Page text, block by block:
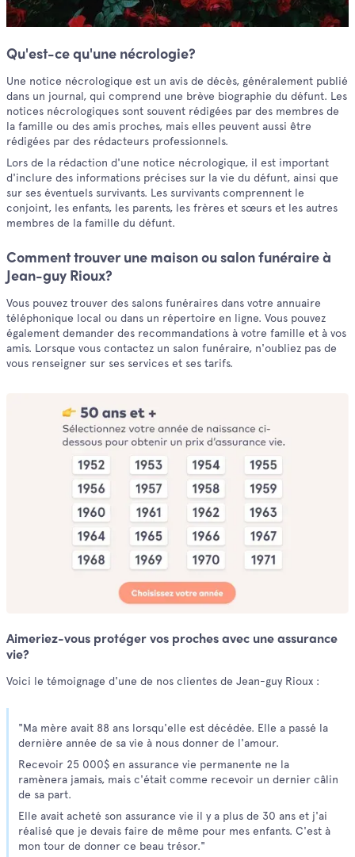
Qu'est-ce qu'une nécrologie?
Une notice nécrologique est un avis de décès, généralement publié
dans un journal, qui comprend une brève biographie du défunt. Les
notices nécrologiques sont souvent rédigées par des membres de
la famille ou des amis proches, mais elles peuvent aussi être
rédigées par des rédacteurs professionnels.
Lors de la rédaction d'une notice nécrologique, il est important
d'inclure des informations précises sur la vie du défunt, ainsi que
sur ses éventuels survivants. Les survivants comprennent le
conjoint, les enfants, les parents, les frères et sœurs et les autres
membres de la famille du défunt.
Comment trouver une maison ou salon funéraire à
Jean-guy Rioux?
Vous pouvez trouver des salons funéraires dans votre annuaire
téléphonique local ou dans un répertoire en ligne. Vous pouvez
également demander des recommandations à votre famille et à vos
amis. Lorsque vous contactez un salon funéraire, n'oubliez pas de
vous renseigner sur ses services et ses tarifs.
Aimeriez-vous protéger vos proches avec une assurance
vie?
Voici le témoignage d'une de nos clientes de Jean-guy Rioux :
"Ma mère avait 88 ans lorsqu'elle est décédée. Elle a passé la
dernière année de sa vie à nous donner de l'amour.
Recevoir 25 000$ en assurance vie permanente ne la
ramènera jamais, mais c'était comme recevoir un dernier câlin
de sa part.
Elle avait acheté son assurance vie il y a plus de 30 ans et j'ai
réalisé que je devais faire de même pour mes enfants. C'est à
mon tour de donner ce beau trésor."